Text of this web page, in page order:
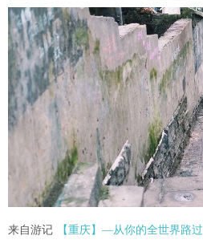
来自游记 【重庆】—从你的全世界路过